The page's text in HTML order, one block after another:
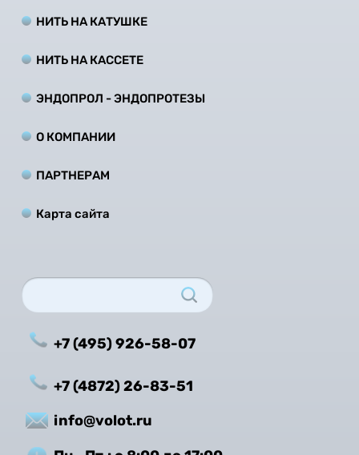
НИТЬ НА КАТУШКЕ
НИТЬ НА КАCCЕТЕ
ЭНДОПРОЛ - ЭНДОПРОТЕЗЫ
О КОМПАНИИ
ПАРТНЕРАМ
Карта сайта
+7 (495) 926-58-07
+7 (4872) 26-83-51
info@volot.ru